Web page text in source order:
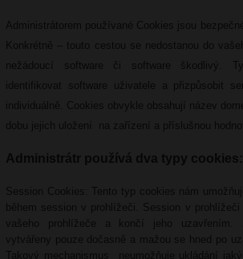
Administrátorem používané Cookies jsou
Konkrétně – touto cestou se nedostanou do
nežádoucí software či software škodlivý.
identifikovat software uživatele a přizpůsobit
individuálně. Cookies obvykle obsahují název
dobu jejich uložení na zařízení a příslušnou
Administrátr používá dva typy cookies:
Session Cookies: Tento typ cookies nám
během session v prohlížeči. Session v
vašeho prohlížeče a končí jeho uzavřením.
vytvářeny pouze dočasně a mažou se hned po
Takový mechanismus neumožňuje ukládání